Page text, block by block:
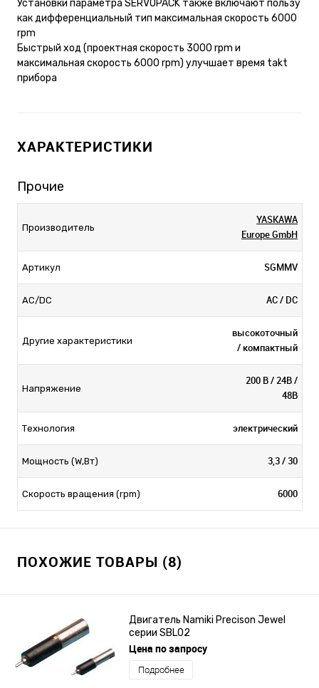
Установки параметра SERVOPACK также включают пользу
как дифференциальный тип максимальная скорость 6000
rpm
Быстрый ход (проектная скорость 3000 rpm и
максимальная скорость 6000 rpm) улучшает время takt
прибора
ХАРАКТЕРИСТИКИ
Прочие
Производитель
YASKAWA
Europe GmbH
Артикул SGMMV
AC/DC AC / DC
Другие характеристики
высокоточный
/ компактный
Напряжение
200 В / 24В /
48В
Технология электрический
Мощность (W,Вт) 3,3 / 30
Скорость вращения (rpm) 6000
ПОХОЖИЕ ТОВАРЫ (8)
Двигатель Namiki Precison Jewel
серии SBL02
Цена по запросу
Подробнее